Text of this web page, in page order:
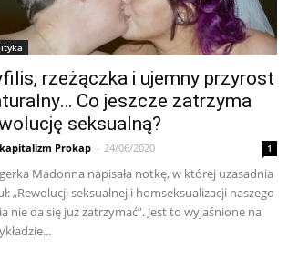
rzeżączka i ujemny przyrost
Co jeszcze zatrzyma
seksualną?
Prokap - 24/06/2020 1
Madonna napisała notkę, w której uzasadnia
„Rewolucji seksualnej i homseksualizacji naszego
nie da się już zatrzymać”. Jest to wyjaśnione na